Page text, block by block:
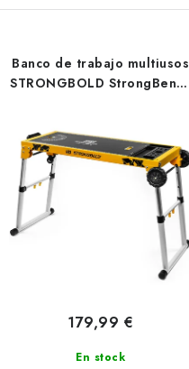
Banco de trabajo multiusos
STRONGBOLD StrongBench
En stock
179,99 €